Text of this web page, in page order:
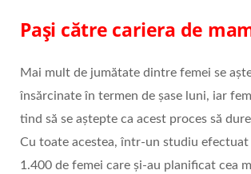
Pași către cariera de
Mai mult de jumătate dintre femei se
însărcinate în termen de șase luni, iar
tind să se aștepte ca acest proces să
Cu toate acestea, într-un studiu efectuat
1.400 de femei care și-au planificat cea